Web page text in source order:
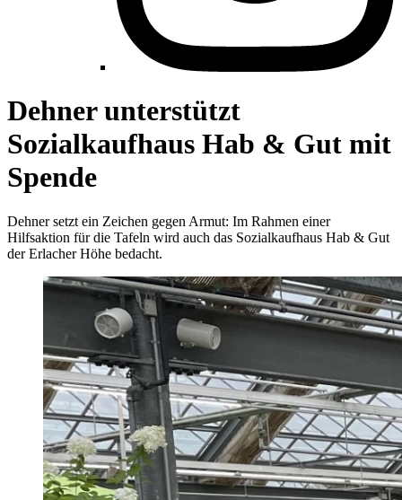
Dehner unterstützt
Sozialkaufhaus Hab & Gut mit
Spende
Dehner setzt ein Zeichen gegen Armut: Im Rahmen einer
Hilfsaktion für die Tafeln wird auch das Sozialkaufhaus Hab & Gut
der Erlacher Höhe bedacht.